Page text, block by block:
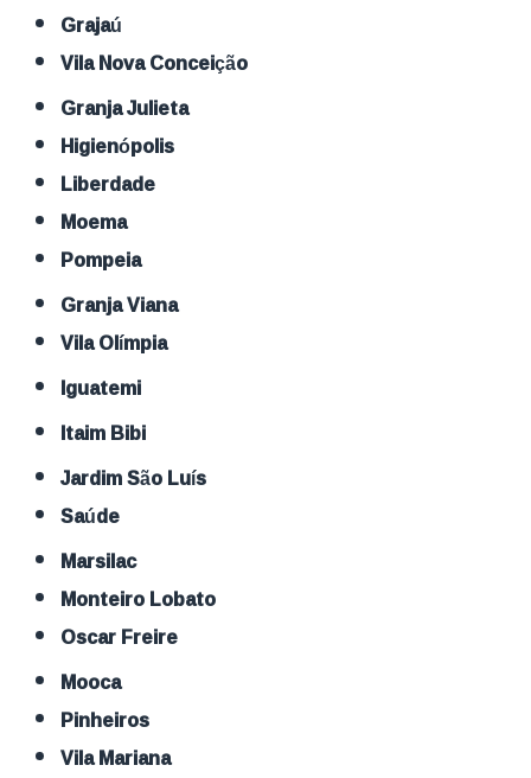
Grajaú
Vila Nova Conceição
Granja Julieta
Higienópolis
Liberdade
Moema
Pompeia
Granja Viana
Vila Olímpia
Iguatemi
Itaim Bibi
Jardim São Luís
Saúde
Marsilac
Monteiro Lobato
Oscar Freire
Mooca
Pinheiros
Vila Mariana